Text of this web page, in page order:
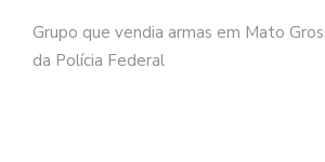
Grupo que vendia armas em Mato
da Polícia Federal